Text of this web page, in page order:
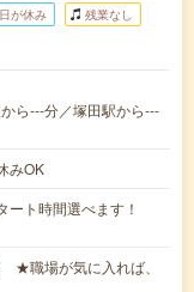
が休み 残業なし
ら---分／塚田駅から---
みOK
ト時間選べます！
職場が気に入れば、